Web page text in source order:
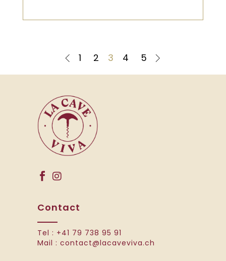
1 2 3 4 5
Contact
Tel : +41 79 738 95 91
Mail : contact@lacaveviva.ch